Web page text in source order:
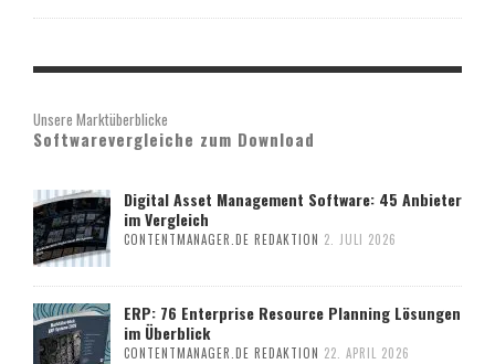
Unsere Marktüberblicke
Softwarevergleiche zum Download
Digital Asset Management Software: 45 Anbieter
im Vergleich
CONTENTMANAGER.DE REDAKTION 2. JULI 2026
ERP: 76 Enterprise Resource Planning Lösungen
im Überblick
CONTENTMANAGER.DE REDAKTION 22. APRIL 2026